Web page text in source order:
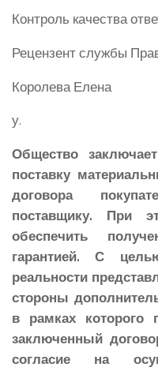
Контроль качества
Рецензент службы
Королева Елена
у.
Общество
поставку
договора
поставщику. При
обеспечить
гарантией. С
реальности
стороны
в рамках которого
заключенный
согласие на